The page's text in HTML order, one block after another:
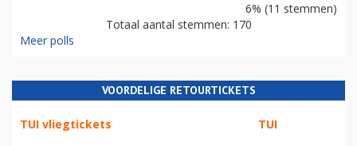
6% (11 stemmen)
Totaal aantal stemmen: 170
Meer polls
VOORDELIGE RETOURTICKETS
TUI vliegtickets TUI